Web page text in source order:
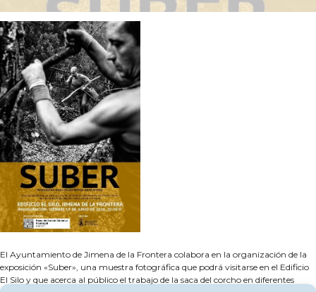
El Ayuntamiento de Jimena de la Frontera colabora en la organización de la
exposición «Suber», una muestra fotográfica que podrá visitarse en el Edificio
El Silo y que acerca al público el trabajo de la saca del corcho en diferentes